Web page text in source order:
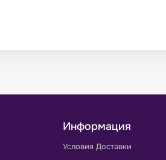
Информация
Условия Доставки